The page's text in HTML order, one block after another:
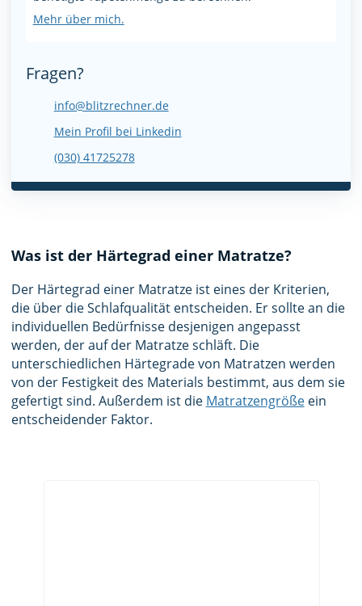
Mehr über mich.
Fragen?
info@blitzrechner.de
Mein Profil bei Linkedin
(030) 41725278
Was ist der Härtegrad einer Matratze?
Der Härtegrad einer Matratze ist eines der Kriterien,
die über die Schlafqualität entscheiden. Er sollte an die
individuellen Bedürfnisse desjenigen angepasst
werden, der auf der Matratze schläft. Die
unterschiedlichen Härtegrade von Matratzen werden
von der Festigkeit des Materials bestimmt, aus dem sie
gefertigt sind. Außerdem ist die Matratzengrößeein
entscheidender Faktor.